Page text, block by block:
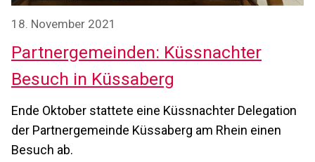
18. November 2021
Partnergemeinden: Küssnachter
Besuch in Küssaberg
Ende Oktober stattete eine Küssnachter Delegation
der Partnergemeinde Küssaberg am Rhein einen
Besuch ab.